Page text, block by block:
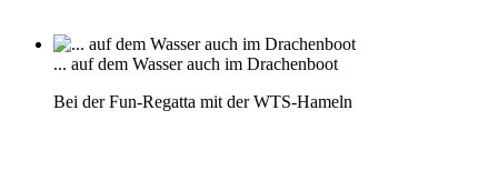
... auf dem Wasser auch im Drachenboot
Bei der Fun-Regatta mit der WTS-Hameln